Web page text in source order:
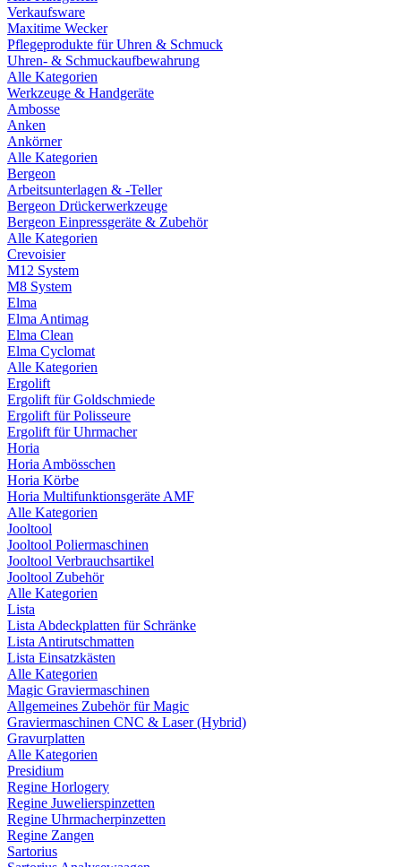
Verkaufsware
Maxitime Wecker
Pflegeprodukte für Uhren & Schmuck
Uhren- & Schmuckaufbewahrung
Alle Kategorien
Werkzeuge & Handgeräte
Ambosse
Anken
Ankörner
Alle Kategorien
Bergeon
Arbeitsunterlagen & -Teller
Bergeon Drückerwerkzeuge
Bergeon Einpressgeräte & Zubehör
Alle Kategorien
Crevoisier
M12 System
M8 System
Elma
Elma Antimag
Elma Clean
Elma Cyclomat
Alle Kategorien
Ergolift
Ergolift für Goldschmiede
Ergolift für Polisseure
Ergolift für Uhrmacher
Horia
Horia Ambösschen
Horia Körbe
Horia Multifunktionsgeräte AMF
Alle Kategorien
Jooltool
Jooltool Poliermaschinen
Jooltool Verbrauchsartikel
Jooltool Zubehör
Alle Kategorien
Lista
Lista Abdeckplatten für Schränke
Lista Antirutschmatten
Lista Einsatzkästen
Alle Kategorien
Magic Graviermaschinen
Allgemeines Zubehör für Magic
Graviermaschinen CNC & Laser (Hybrid)
Gravurplatten
Alle Kategorien
Presidium
Regine Horlogery
Regine Juwelierspinzetten
Regine Uhrmacherpinzetten
Regine Zangen
Sartorius